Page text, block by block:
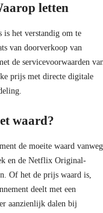
letten
is het verstandig om te
van doorverkoop van
de servicevoorwaarden
prijs met directe digitale
waard?
de moeite waard
en de Netflix Original-
Of het de prijs waard is,
deelt met een
aanzienlijk dalen bij